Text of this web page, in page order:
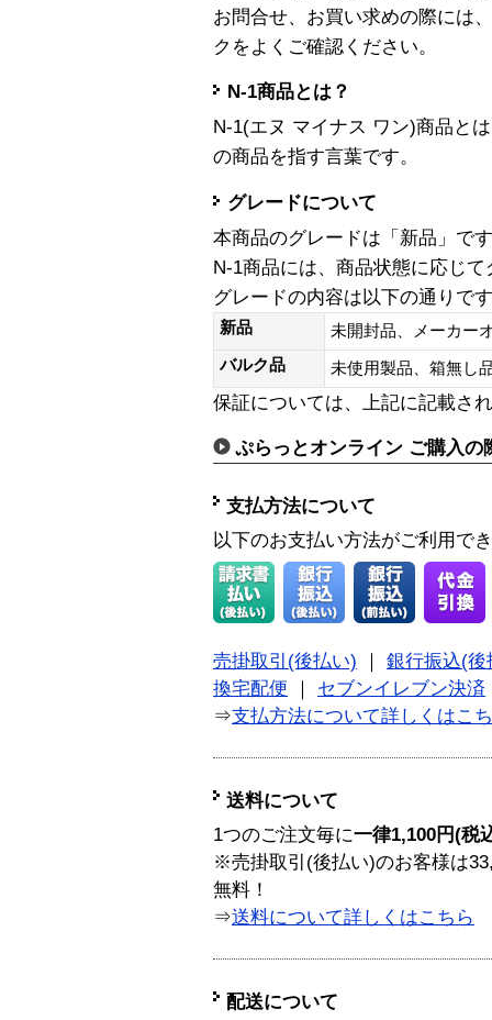
お問合せ、お買い求めの際には
クをよくご確認ください。
N-1商品とは？
N-1(エヌ マイナス ワン)商品と
の商品を指す言葉です。
グレードについて
本商品のグレードは「新品」です
N-1商品には、商品状態に応じ
グレードの内容は以下の通りで
新品
未開封品、メーカー
バルク品
未使用製品、箱無
保証については、上記に記載さ
ぷらっとオンライン ご購入の
支払方法について
以下のお支払い方法がご利用で
売掛取引(後払い)
銀行振込(後
換宅配便
セブンイレブン決済
⇒支払方法について詳しくはこ
送料について
1つのご注文毎に一律1,100円(税
※売掛取引(後払い)のお客様は
無料！
⇒送料について詳しくはこちら
配送について